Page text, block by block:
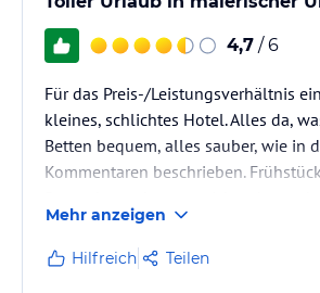
4,7 / 6
Für das Preis-/Leistungsverhältnis
kleines, schlichtes Hotel. Alles da,
Betten bequem, alles sauber, wie in
Kommentaren beschrieben.
selber etwas im Kühlschrank
Ort um die Ecke, aber weit genug
sein. Es lohnt sich, einen Mietwagen
Mehr anzeigen
Hilfreich Teilen